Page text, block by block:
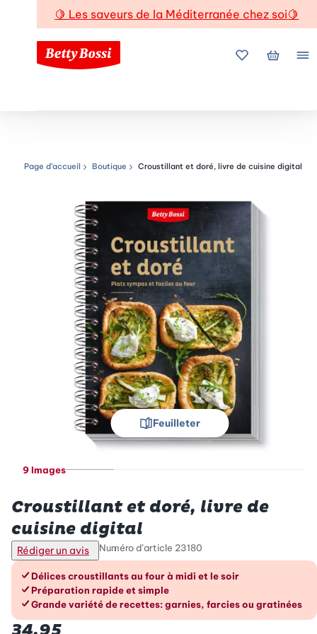
🍋 Les saveurs de la Méditerranée chez soi🍋
Mes favoris
Mon
Chemin de navigation
Page d’accueil Boutique Croustillant et doré, livre de cuisine digital
Feuilleter
9 Images
Croustillant et doré, livre de
cuisine digital
Rédiger un avis Numéro d’article 23180
Les avantages en un coup d’œil
Délices croustillants au four à midi et le soir
Préparation rapide et simple
Grande variété de recettes: garnies, farcies ou gratinées